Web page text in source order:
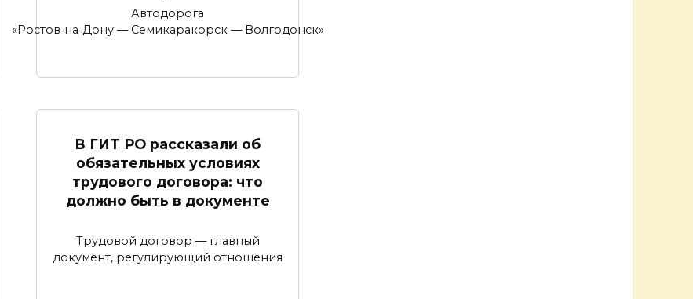
Автодорога
«Ростов‑на‑Дону — Семикаракорск — Волгодонск»
В ГИТ РО рассказали об
обязательных условиях
трудового договора: что
должно быть в документе
Трудовой договор — главный
документ, регулирующий отношения